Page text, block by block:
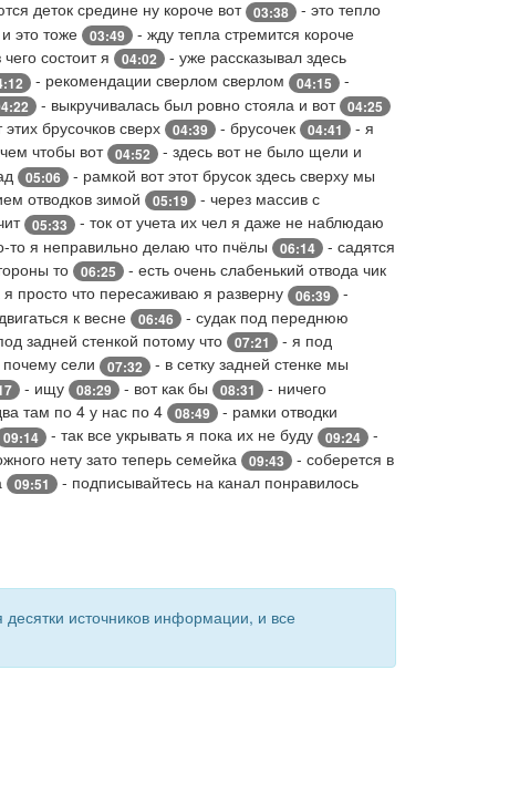
деток средине ну короче вот 03:38
- это тепло
это тоже 03:49
- жду тепла стремится короче
состоит я 04:02
- уже рассказывал здесь
- рекомендации сверлом сверлом 04:15
-
- выкручивалась был ровно стояла и вот 04:25
брусочков сверх 04:39 - брусочек 04:41
- я
чтобы вот 04:52
- здесь вот не было щели и
05:06 - рамкой вот этот брусок здесь сверху мы
отводков зимой 05:19
- через массив с
05:33 - ток от учета их чел я даже не наблюдаю
то я неправильно делаю что пчёлы 06:14
- садятся
то 06:25
- есть очень слабенький отвода чик
просто что пересаживаю я разверну 06:39
-
к весне 06:46
- судак под переднюю
задней стенкой потому что 07:21
- я под
сели 07:32
- в сетку задней стенке мы
- ищу 08:29 - вот как бы 08:31
- ничего
там по 4 у нас по 4 08:49
- рамки отводки
09:14 - так все укрывать я пока их не буду 09:24
-
нету зато теперь семейка 09:43
- соберется в
09:51 - подписывайтесь на канал понравилось
источников информации, и все